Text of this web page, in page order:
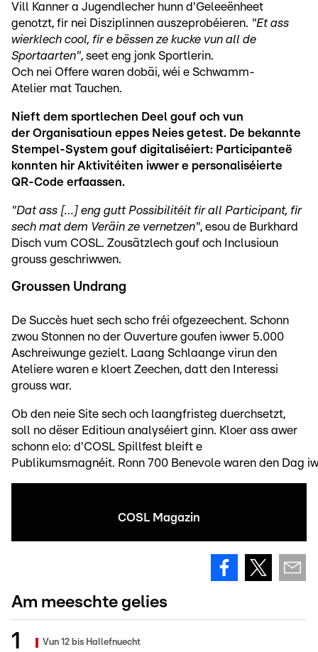
Vill Kanner a Jugendlecher hunn d'Geleeënheet
genotzt, fir nei Disziplinnen auszeprobéieren. "Et ass
wierklech cool, fir e bëssen ze kucke vun all de
Sportaarten", seet eng jonk Sportlerin.
Och nei Offere waren dobäi, wéi e Schwamm-
Atelier mat Tauchen.
Nieft dem sportlechen Deel gouf och vun
der Organisatioun eppes Neies getest. De bekannte
Stempel-System gouf digitaliséiert: Participanteë
konnten hir Aktivitéiten iwwer e personaliséierte
QR-Code erfaassen.
"Dat ass […] eng gutt Possibilitéit fir all Participant, fir
sech mat dem Veräin ze vernetzen", esou de Burkhard
Disch vum COSL. Zousätzlech gouf och Inclusioun
grouss geschriwwen.
Groussen Undrang
De Succès huet sech scho fréi ofgezeechent. Schonn
zwou Stonnen no der Ouverture goufen iwwer 5.000
Aschreiwunge gezielt. Laang Schlaange virun den
Ateliere waren e kloert Zeechen, datt den Interessi
grouss war.
Ob den neie Site sech och laangfristeg duerchsetzt,
soll no dëser Editioun analyséiert ginn. Kloer ass awer
schonn elo: d'COSL Spillfest bleift e
Publikumsmagnéit. Ronn 700 Benevole waren den Dag
COSL Magazin
Am meeschte gelies
Vun 12 bis Hallefnuecht